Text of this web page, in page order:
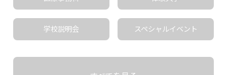
学校説明会 スペシャルイベント